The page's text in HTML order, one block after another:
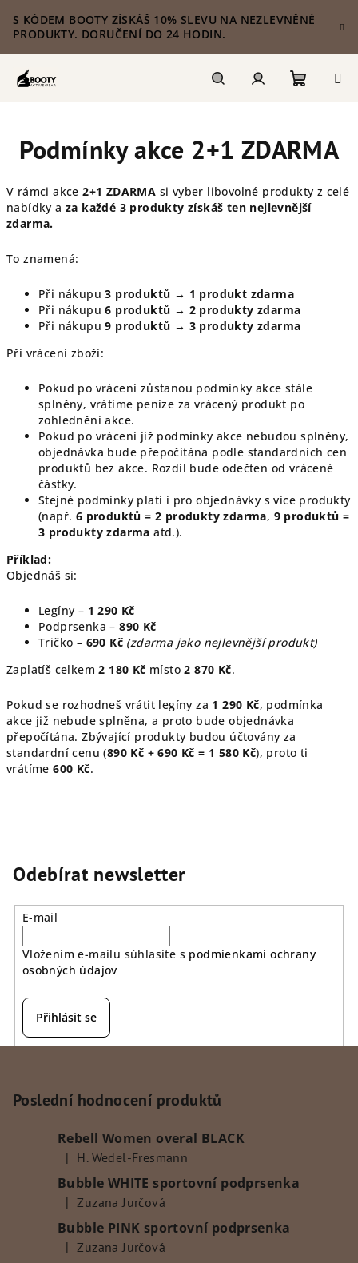
na
obsah
S KÓDEM BOOTY ZÍSKÁŠ 10% SLEVU NA NEZLEVNĚNÉ
PRODUKTY. DORUČENÍ DO 24 HODIN.
košík
Podmínky akce 2+1 ZDARMA
V rámci akce2+1 ZDARMA si vyber libovolné produkty z celé
nabídky aza každé 3 produkty získáš ten nejlevnější
zdarma.
To znamená:
Při nákupu3 produktů → 1 produkt zdarma
Při nákupu6 produktů → 2 produkty zdarma
Při nákupu9 produktů → 3 produkty zdarma
Při vrácení zboží:
Pokud po vrácení zůstanou podmínky akce stále
splněny, vrátíme peníze za vrácený produkt po
zohlednění akce.
Pokud po vrácení již podmínky akce nebudou splněny,
objednávka bude přepočítána podle standardních cen
produktů bez akce. Rozdíl bude odečten od vrácené
částky.
Stejné podmínky platí i pro objednávky s více produkty
(např. 6 produktů = 2 produkty zdarma, 9 produktů =
3 produkty zdarma atd.).
Příklad:
Objednáš si:
Legíny – 1 290 Kč
Podprsenka –890 Kč
Tričko – 690 Kč (zdarma jako nejlevnější produkt)
Zaplatíš celkem2 180 Kč místo2 870 Kč.
Pokud se rozhodneš vrátit legíny za 1 290 Kč, podmínka
akce již nebude splněna, a proto bude objednávka
přepočítána. Zbývající produkty budou účtovány za
standardní cenu (890 Kč + 690 Kč = 1 580 Kč), proto ti
vrátíme600 Kč.
Odebírat newsletter
E-mail
Vložením e-mailu súhlasíte s podmienkami ochrany
osobných údajov
Přihlásit se
Poslední hodnocení produktů
Rebell Women overal BLACK
Hodnocení produktu je 5 z 5 hvězdiček.
| H. Wedel-Fresmann
Bubble WHITE sportovní podprsenka
Hodnocení produktu je 5 z 5 hvězdiček.
| Zuzana Jurčová
Bubble PINK sportovní podprsenka
Hodnocení produktu je 5 z 5 hvězdiček.
| Zuzana Jurčová